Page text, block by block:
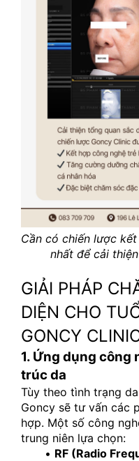
Cần có chiến lược
nhất để cải
GIẢI PHÁP
DIỆN CHO
GONCY
1. Ứng dụng công
trúc da
Tùy theo tình trạng
Goncy sẽ tư vấn các
hợp. Một số công
trung niên lựa chọn:
RF (Radio